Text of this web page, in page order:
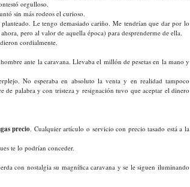
orgulloso.
sin más rodeos el curioso.
Le tengo demasiado cariño. Me tendrían que dar por lo
pero al valor de aquella época) para desprenderme de ella.
cordialmente.
ante la caravana. Llevaba el millón de pesetas en la mano y
No esperaba en absoluto la venta y en realidad tampoco
de palabra y con tristeza y resignación tuvo que aceptar el dinero
precio . Cualquier artículo o servicio con precio tasado está a la
te lo podrían conceder.
con nostalgia su magnífica caravana y se le siguen iluminando